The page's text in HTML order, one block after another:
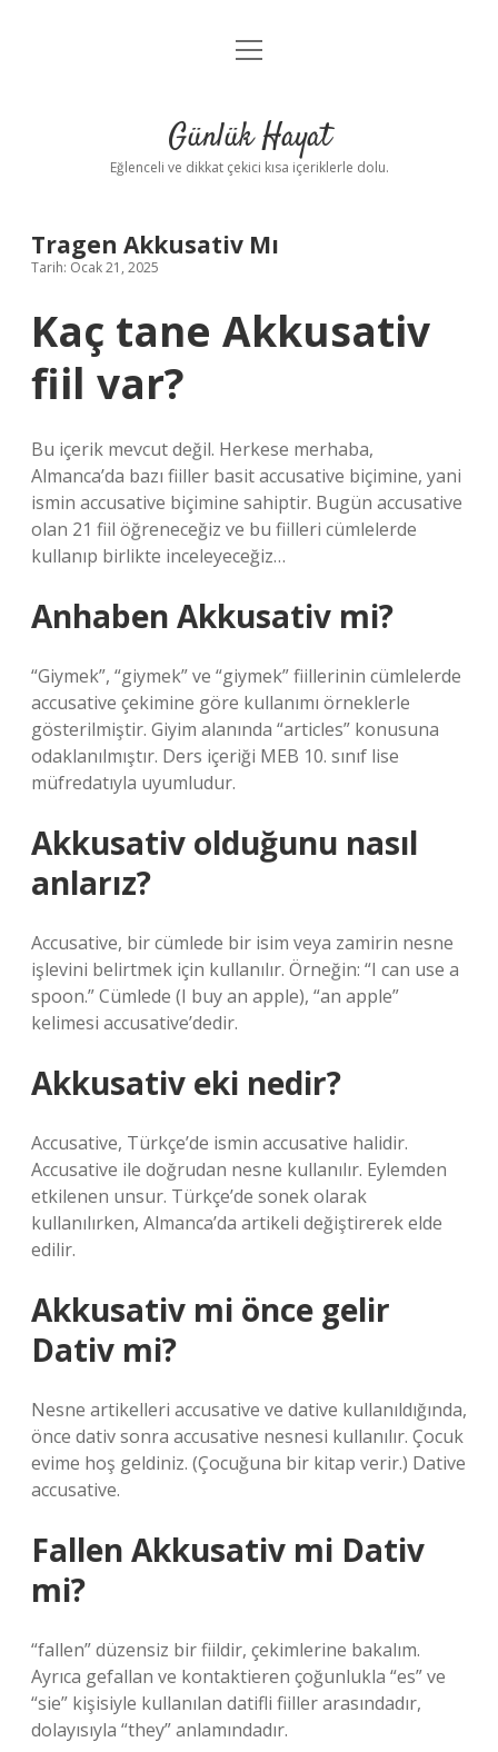
Anasayfa
Yasal Uyarı
menüyü
Günlük Hayat
Eğlenceli ve dikkat çekici kısa içeriklerle dolu.
Tragen Akkusativ Mı
Tarih: Ocak 21, 2025
Kaç tane Akkusativ
fiil var?
Bu içerik mevcut değil. Herkese merhaba,
Almanca’da bazı fiiller basit accusative biçimine, yani
ismin accusative biçimine sahiptir. Bugün accusative
olan 21 fiil öğreneceğiz ve bu fiilleri cümlelerde
kullanıp birlikte inceleyeceğiz…
Anhaben Akkusativ mi?
“Giymek”, “giymek” ve “giymek” fiillerinin cümlelerde
accusative çekimine göre kullanımı örneklerle
gösterilmiştir. Giyim alanında “articles” konusuna
odaklanılmıştır. Ders içeriği MEB 10. sınıf lise
müfredatıyla uyumludur.
Akkusativ olduğunu nasıl
anlarız?
Accusative, bir cümlede bir isim veya zamirin nesne
işlevini belirtmek için kullanılır. Örneğin: “I can use a
spoon.” Cümlede (I buy an apple), “an apple”
kelimesi accusative’dedir.
Akkusativ eki nedir?
Accusative, Türkçe’de ismin accusative halidir.
Accusative ile doğrudan nesne kullanılır. Eylemden
etkilenen unsur. Türkçe’de sonek olarak
kullanılırken, Almanca’da artikeli değiştirerek elde
edilir.
Akkusativ mi önce gelir
Dativ mi?
Nesne artikelleri accusative ve dative kullanıldığında,
önce dativ sonra accusative nesnesi kullanılır. Çocuk
evime hoş geldiniz. (Çocuğuna bir kitap verir.) Dative
accusative.
Fallen Akkusativ mi Dativ
mi?
“fallen” düzensiz bir fiildir, çekimlerine bakalım.
Ayrıca gefallan ve kontaktieren çoğunlukla “es” ve
“sie” kişisiyle kullanılan datifli fiiller arasındadır,
dolayısıyla “they” anlamındadır.